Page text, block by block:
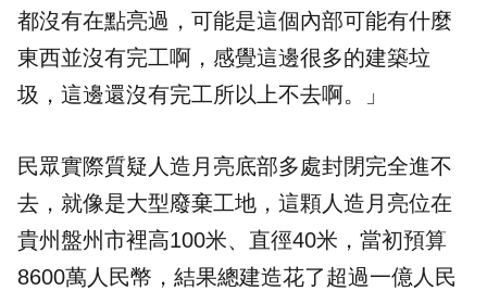
都沒有在點亮過，可能是這個內部可能有什麼
東西並沒有完工啊，感覺這邊很多的建築垃
圾，這邊還沒有完工所以上不去啊。」
民眾實際質疑人造月亮底部多處封閉完全進不
去，就像是大型廢棄工地，這顆人造月亮位在
貴州盤州市裡高100米、直徑40米，當初預算
8600萬人民幣，結果總建造花了超過一億人民